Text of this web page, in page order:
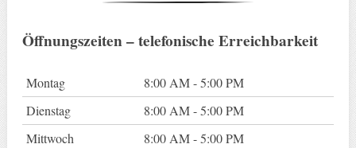
Öffnungszeiten – telefonische Erreichbarkeit
Montag
8:00 AM - 5:00 PM
Dienstag
8:00 AM - 5:00 PM
Mittwoch
8:00 AM - 5:00 PM